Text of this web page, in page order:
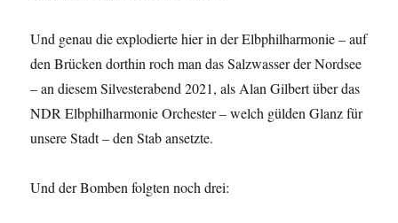
Und genau die explodierte hier in der Elbphilharmonie – auf
den Brücken dorthin roch man das Salzwasser der Nordsee
– an diesem Silvesterabend 2021, als Alan Gilbert über das
NDR Elbphilharmonie Orchester – welch gülden Glanz für
unsere Stadt – den Stab ansetzte.
Und der Bomben folgten noch drei: